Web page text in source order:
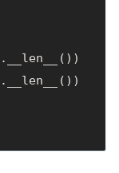
. __len__
())
. __len__
())